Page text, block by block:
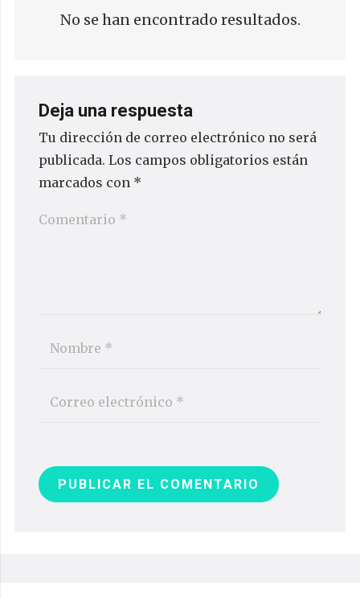
No se han encontrado resultados.
Deja una respuesta
Tu dirección de correo electrónico no será
publicada. Los campos obligatorios están
marcados con *
PUBLICAR EL COMENTARIO